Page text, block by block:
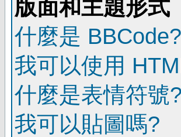
版面和主題形式
什麼是 BBCode?
我可以使用
什麼是表情符號?
我可以貼圖嗎?